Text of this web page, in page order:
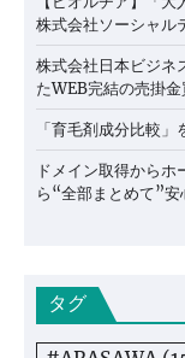
株式会社ソーシャル
株式会社日本ビジネ
たWEB完結の売掛
「育毛剤成分比較」
ドメイン取得から
ら“全部まとめて”安
タグ